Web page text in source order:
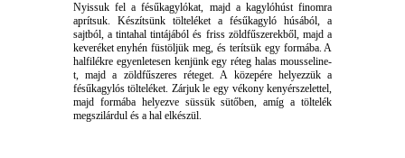
Nyissuk fel a fésűkagylókat, majd a kagylóhúst finomra
aprítsuk. Készítsünk tölteléket a fésűkagyló húsából, a
sajtból, a tintahal tintájából és friss zöldfűszerekből, majd a
keveréket enyhén füstöljük meg, és terítsük egy formába. A
halfilékre egyenletesen kenjünk egy réteg halas mousseline-
t, majd a zöldfűszeres réteget. A közepére helyezzük a
fésűkagylós tölteléket. Zárjuk le egy vékony kenyérszelettel,
majd formába helyezve süssük sütőben, amíg a töltelék
megszilárdul és a hal elkészül.